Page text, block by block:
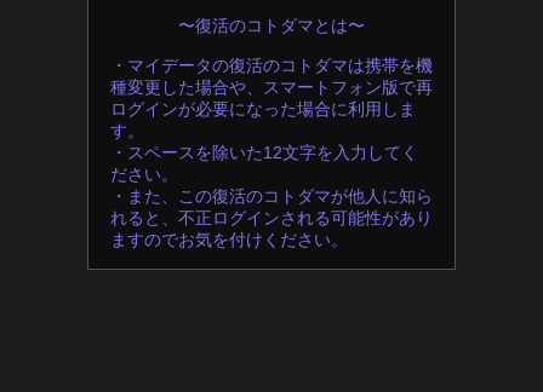
〜復活のコトダマとは〜
・マイデータの復活のコトダマは携帯を機
種変更した場合や、スマートフォン版で再
ログインが必要になった場合に利用しま
す。
・スペースを除いた12文字を入力してく
ださい。
・また、この復活のコトダマが他人に知ら
れると、不正ログインされる可能性があり
ますのでお気を付けください。